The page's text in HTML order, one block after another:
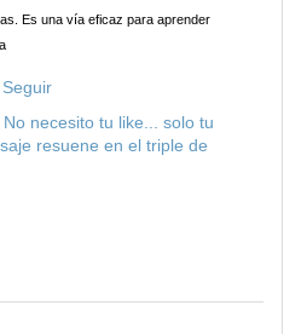
Es una vía eficaz para aprender
Seguir
necesito tu like... solo tu
resuene en el triple de